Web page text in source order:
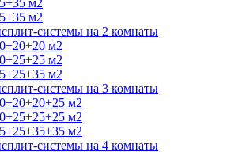
м2
м2
системы на 2 комнаты
м2
м2
м2
системы на 3 комнаты
м2
м2
м2
системы на 4 комнаты